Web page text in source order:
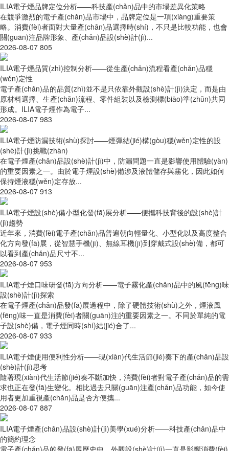
ILIA電子煙品牌定位分析——科技產(chǎn)品中的市場差異化策略
在競爭激烈的電子產(chǎn)品市場中，品牌定位是一項(xiàng)重要策
略。消費(fèi)者面對大量產(chǎn)品選擇時(shí)，不只是比較功能，也會
關(guān)注品牌形象、產(chǎn)品設(shè)計(jì)...
2026-08-07 805
ILIA電子煙品質(zhì)控制分析——從生產(chǎn)流程看產(chǎn)品穩
(wěn)定性
電子產(chǎn)品的品質(zhì)並不是只依靠外觀設(shè)計(jì)決定，而是由
原材料選擇、生產(chǎn)流程、零件組裝以及檢測標(biāo)準(zhǔn)共同
形成。ILIA電子煙作為電子...
2026-08-07 983
ILIA電子煙防漏技術(shù)探討——煙彈結(jié)構(gòu)穩(wěn)定性的設
(shè)計(jì)挑戰(zhàn)
在電子煙產(chǎn)品設(shè)計(jì)中，防漏問題一直是影響使用體驗(yàn)
的重要因素之一。由於電子煙設(shè)備涉及液體儲存與霧化，因此如何
保持煙液穩(wěn)定存放...
2026-08-07 913
ILIA電子煙設(shè)備小型化發(fā)展分析——便攜科技背後的設(shè)計
(jì)趨勢
近年來，消費(fèi)電子產(chǎn)品普遍朝向輕量化、小型化以及高度整合
化方向發(fā)展，從智慧手機(jī)、無線耳機(jī)到穿戴式設(shè)備，都可
以看到產(chǎn)品尺寸不...
2026-08-07 953
ILIA電子煙口味研發(fā)方向分析——電子霧化產(chǎn)品中的風(fēng)味
設(shè)計(jì)探索
在電子煙產(chǎn)品發(fā)展過程中，除了硬體技術(shù)之外，煙液風
(fēng)味一直是消費(fèi)者關(guān)注的重要因素之一。不同於單純的電
子設(shè)備，電子煙同時(shí)結(jié)合了...
2026-08-07 933
ILIA電子煙使用便利性分析——現(xiàn)代生活節(jié)奏下的產(chǎn)品設
(shè)計(jì)思考
隨著現(xiàn)代生活節(jié)奏不斷加快，消費(fèi)者對電子產(chǎn)品的需
求也正在發(fā)生變化。相比過去只關(guān)注產(chǎn)品功能，如今使
用者更加重視產(chǎn)品是否方便攜...
2026-08-07 887
ILIA電子煙產(chǎn)品設(shè)計(jì)美學(xué)分析——科技產(chǎn)品中
的簡約理念
電子產(chǎn)品的發(fā)展歷史中，外觀設(shè)計(jì)一直是影響消費(fèi)